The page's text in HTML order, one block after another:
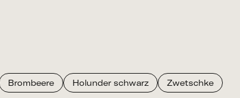
Brombeere Holunder schwarz
Zwetschke